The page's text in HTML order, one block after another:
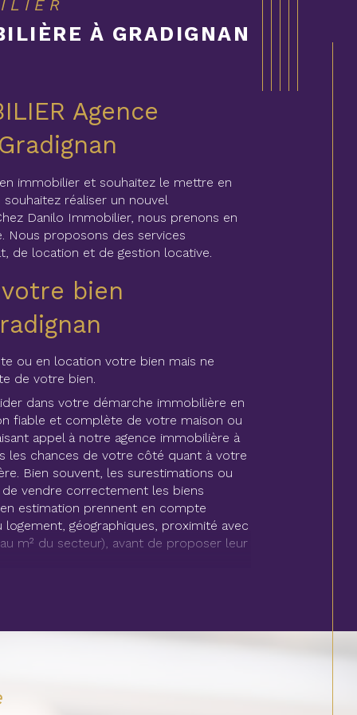
À GRADIGNAN
Agence
immobilier et souhaitez le mettre en
réaliser un nouvel
Danilo Immobilier, nous prenons en
Nous proposons des services
de location et de gestion locative.
bien
ou en location votre bien mais ne
de votre bien.
dans votre démarche immobilière en
fiable et complète de votre maison ou
appel à notre agence immobilière à
les chances de votre côté quant à votre
Bien souvent, les surestimations ou
vendre correctement les biens
estimation prennent en compte
géographiques, proximité avec
m² du secteur), avant de proposer leur
site une sélection de biens